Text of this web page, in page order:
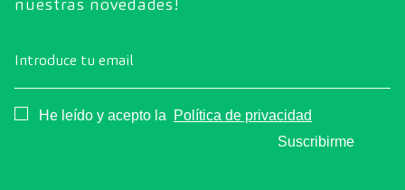
Introduce tu email
Consentimiento
He leído y acepto la
Política de privacidad
Suscribirme